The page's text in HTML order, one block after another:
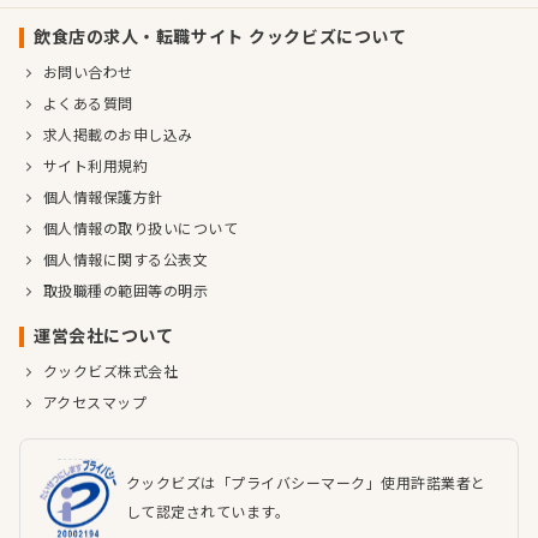
飲食店の求人・転職サイト クックビズについて
お問い合わせ
よくある質問
求人掲載のお申し込み
サイト利用規約
個人情報保護方針
個人情報の取り扱いについて
個人情報に関する公表文
取扱職種の範囲等の明示
運営会社について
クックビズ株式会社
アクセスマップ
クックビズは「プライバシーマーク」使用許諾業者と
して認定されています。